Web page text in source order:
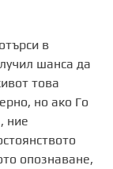
в
шанса да
това
но ако Го
ние
опознаване,